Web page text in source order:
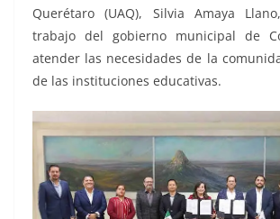
Querétaro (UAQ), Silvia Amaya
trabajo del gobierno municipal de
atender las necesidades de la
de las instituciones educativas.